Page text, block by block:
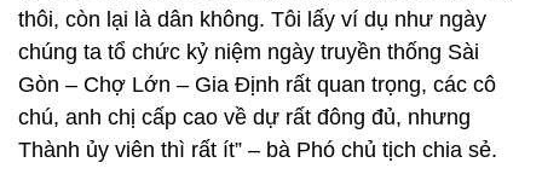
thôi, còn lại là dân không. Tôi lấy ví dụ như ngày
chúng ta tổ chức kỷ niệm ngày truyền thống Sài
Gòn – Chợ Lớn – Gia Định rất quan trọng, các cô
chú, anh chị cấp cao về dự rất đông đủ, nhưng
Thành ủy viên thì rất ít” – bà Phó chủ tịch chia sẻ.